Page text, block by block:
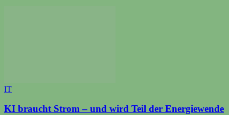
IT
KI braucht Strom – und wird Teil der Energiewende